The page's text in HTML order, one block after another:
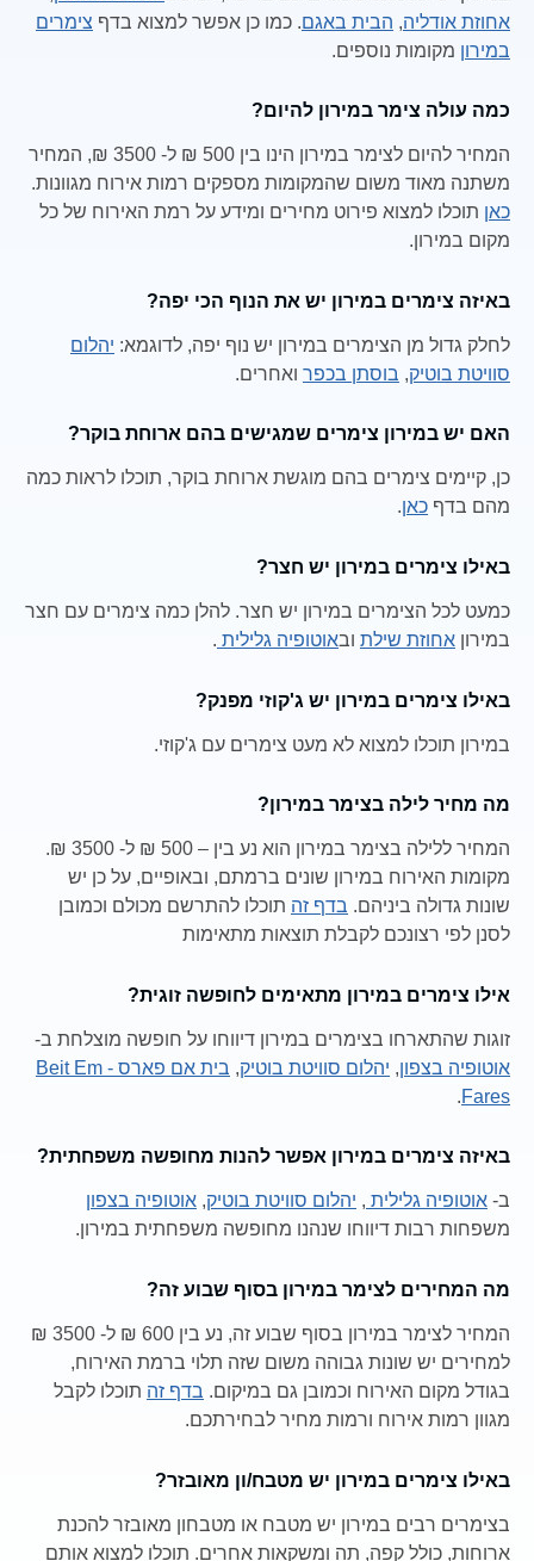
אחוזת אודליה, הבית באגם. כמו כן אפשר למצוא בדף צימרים
במירון מקומות נוספים.
כמה עולה צימר במירון להיום?
המחיר להיום לצימר במירון הינו בין 500 ₪ ל- 3500 ₪, המחיר
משתנה מאוד משום שהמקומות מספקים רמות אירוח מגוונות.
כאן תוכלו למצוא פירוט מחירים ומידע על רמת האירוח של כל
מקום במירון.
באיזה צימרים במירון יש את הנוף הכי יפה?
לחלק גדול מן הצימרים במירון יש נוף יפה, לדוגמא: יהלום
סוויטת בוטיק, בוסתן בכפר ואחרים.
האם יש במירון צימרים שמגישים בהם ארוחת בוקר?
כן, קיימים צימרים בהם מוגשת ארוחת בוקר, תוכלו לראות כמה
מהם בדף כאן.
באילו צימרים במירון יש חצר?
כמעט לכל הצימרים במירון יש חצר. להלן כמה צימרים עם חצר
במירון אחוזת שילת ובאוטופיה גלילית .
באילו צימרים במירון יש ג'קוזי מפנק?
במירון תוכלו למצוא לא מעט צימרים עם ג'קוזי.
מה מחיר לילה בצימר במירון?
המחיר ללילה בצימר במירון הוא נע בין – 500 ₪ ל- 3500 ₪.
מקומות האירוח במירון שונים ברמתם, ובאופיים, על כן יש
שונות גדולה ביניהם. בדף זה תוכלו להתרשם מכולם וכמובן
לסנן לפי רצונכם לקבלת תוצאות מתאימות
אילו צימרים במירון מתאימים לחופשה זוגית?
זוגות שהתארחו בצימרים במירון דיווחו על חופשה מוצלחת ב-
אוטופיה בצפון, יהלום סוויטת בוטיק,
בית אם פארס - Beit Em
Fares
.
באיזה צימרים במירון אפשר להנות מחופשה משפחתית?
ב- אוטופיה גלילית , יהלום סוויטת בוטיק, אוטופיה בצפון
משפחות רבות דיווחו שנהנו מחופשה משפחתית במירון.
מה המחירים לצימר במירון בסוף שבוע זה?
המחיר לצימר במירון בסוף שבוע זה, נע בין 600 ₪ ל- 3500 ₪
למחירים יש שונות גבוהה משום שזה תלוי ברמת האירוח,
בגודל מקום האירוח וכמובן גם במיקום. בדף זה תוכלו לקבל
מגוון רמות אירוח ורמות מחיר לבחירתכם.
באילו צימרים במירון יש מטבח/ון מאובזר?
בצימרים רבים במירון יש מטבח או מטבחון מאובזר להכנת
ארוחות, כולל קפה, תה ומשקאות אחרים. תוכלו למצוא אותם